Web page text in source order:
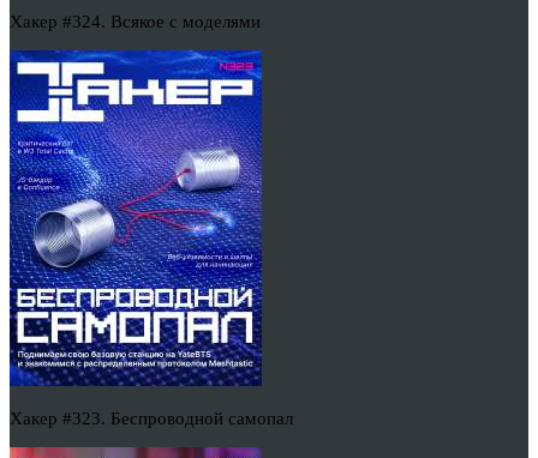
Хакер #324. Всякое с моделями
Хакер #323. Беспроводной самопал